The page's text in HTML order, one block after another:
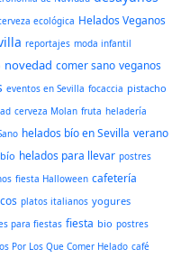
ecológica Helados Veganos
reportajes moda infantil
novedad comer sano veganos
eventos en Sevilla focaccia pistacho
cerveza Molan fruta heladería
helados bío en Sevilla verano
helados para llevar postres
fiesta Halloween cafetería
platos italianos yogures
para fiestas fiesta bio postres
Por Los Que Comer Helado café